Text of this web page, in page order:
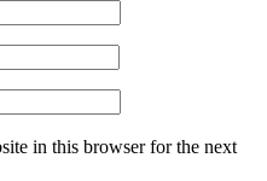
in this browser for the next